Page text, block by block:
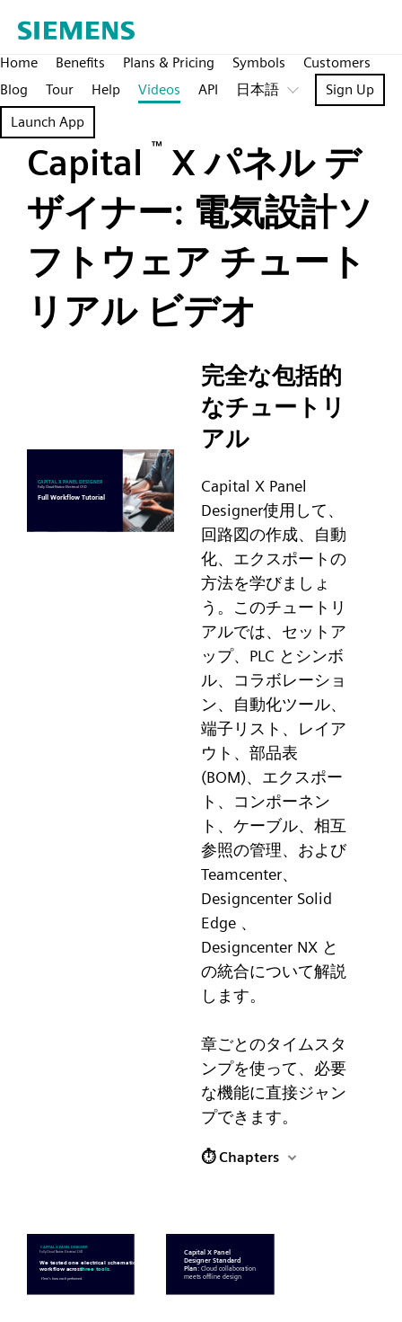
Home Benefits Plans & Pricing Symbols
Customers
Blog
Tour Help Videos API 日本語
Sign Up
Launch App
Capital ™
X パネル デ
ザイナー: 電気設計ソ
フトウェア チュート
リアル ビデオ
完全な包括的
なチュートリ
アル
Capital X Panel
Designer使用して、
回路図の作成、自動
化、エクスポートの
方法を学びましょ
う。このチュートリ
アルでは、セットア
ップ、PLC とシンボ
ル、コラボレーショ
ン、自動化ツール、
端子リスト、レイア
ウト、部品表
(BOM)、エクスポー
ト、コンポーネン
ト、ケーブル、相互
参照の管理、および
Teamcenter、
Designcenter Solid
Edge 、
Designcenter NX と
の統合について解説
します。
章ごとのタイムスタ
ンプを使って、必要
な機能に直接ジャン
プできます。
⏱ Chapters